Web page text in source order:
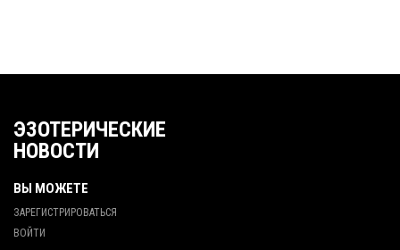
ЭЗОТЕРИЧЕСКИЕ
НОВОСТИ
ВЫ МОЖЕТЕ
ЗАРЕГИСТРИРОВАТЬСЯ
ВОЙТИ